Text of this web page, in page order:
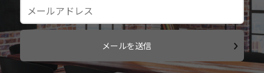
メールを送信